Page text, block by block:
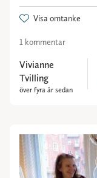
Visa omtanke
1 kommentar
Vivianne
Tvilling
över fyra år sedan